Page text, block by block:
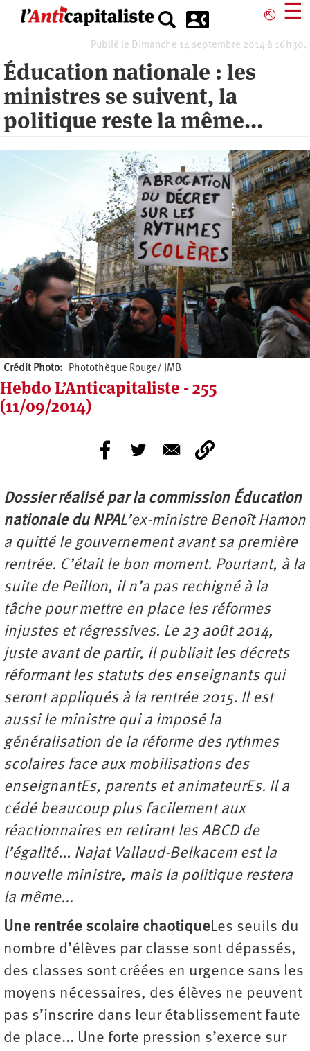
⎋ ☰
Publié le Dimanche 14 septembre 2014 à 16h30.
Éducation nationale : les
ministres se suivent, la
politique reste la même...
Crédit Photo Photothèque Rouge/ JMB
Hebdo L’Anticapitaliste - 255
(11/09/2014)
Dossier réalisé par la commission Éducation
nationale du NPAL’ex-ministre Benoît Hamon
a quitté le gouvernement avant sa première
rentrée. C’était le bon moment. Pourtant, à la
suite de Peillon, il n’a pas rechigné à la
tâche pour mettre en place les réformes
injustes et régressives. Le 23 août 2014,
juste avant de partir, il publiait les décrets
réformant les statuts des enseignants qui
seront appliqués à la rentrée 2015. Il est
aussi le ministre qui a imposé la
généralisation de la réforme des rythmes
scolaires face aux mobilisations des
enseignantEs, parents et animateurEs. Il a
cédé beaucoup plus facilement aux
réactionnaires en retirant les ABCD de
l’égalité... Najat Vallaud-Belkacem est la
nouvelle ministre, mais la politique restera
la même...
Une rentrée scolaire chaotiqueLes seuils du
nombre d’élèves par classe sont dépassés,
des classes sont créées en urgence sans les
moyens nécessaires, des élèves ne peuvent
pas s’inscrire dans leur établissement faute
de place... Une forte pression s’exerce sur